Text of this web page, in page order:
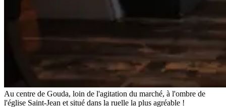
Au centre de Gouda, loin de l'agitation du marché, à l'ombre de
l'église Saint-Jean et situé dans la ruelle la plus agréable !